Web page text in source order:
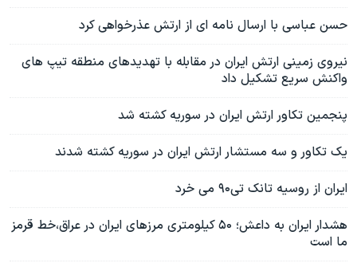
حسن عباسی با ارسال نامه ای از ارتش عذرخواهی کرد
نیروی زمینی ارتش ایران در مقابله با تهدیدهای منطقه تیپ های
واکنش سریع تشکیل داد
پنجمین تکاور ارتش ایران در سوریه کشته شد
یک تکاور و سه مستشار ارتش ایران در سوریه کشته شدند
ایران از روسیه تانک تی۹۰ می خرد
هشدار ایران به داعش؛ ۵۰ کیلومتری مرزهای ایران در عراق،خط قرمز
ما است